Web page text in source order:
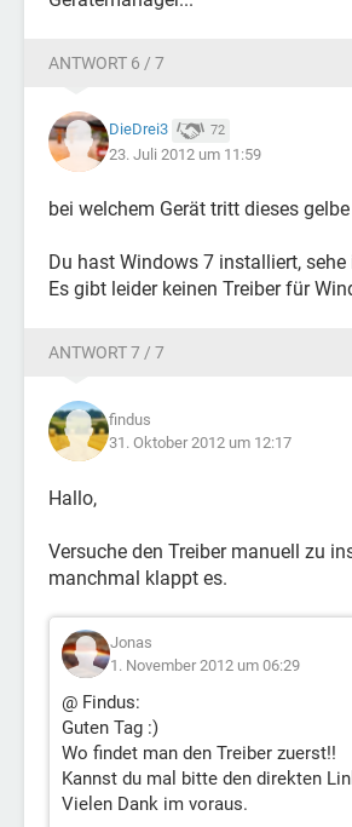
ANTWORT 6 / 7
DieDrei3 72
23. Juli 2012 um 11:59
bei welchem Gerät tritt dieses
Du hast Windows 7 installiert,
Es gibt leider keinen Treiber für
ANTWORT 7 / 7
findus
31. Oktober 2012 um 12:17
Hallo,
Versuche den Treiber manuell zu
manchmal klappt es.
Jonas
1. November 2012 um 06:29
@ Findus:
Guten Tag :)
Wo findet man den Treiber zuerst!!
Kannst du mal bitte den direkten
Vielen Dank im voraus.